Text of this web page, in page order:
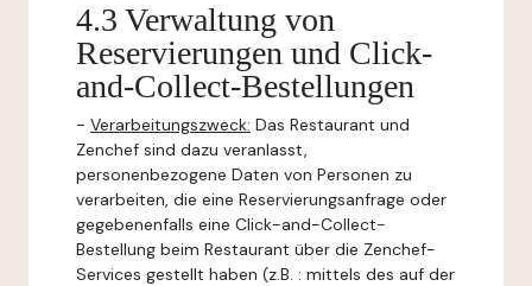
4.3 Verwaltung von
Reservierungen und Click-
and-Collect-Bestellungen
- Verarbeitungszweck: Das Restaurant und
Zenchef sind dazu veranlasst,
personenbezogene Daten von Personen zu
verarbeiten, die eine Reservierungsanfrage oder
gegebenenfalls eine Click-and-Collect-
Bestellung beim Restaurant über die Zenchef-
Services gestellt haben (z.B. : mittels des auf der